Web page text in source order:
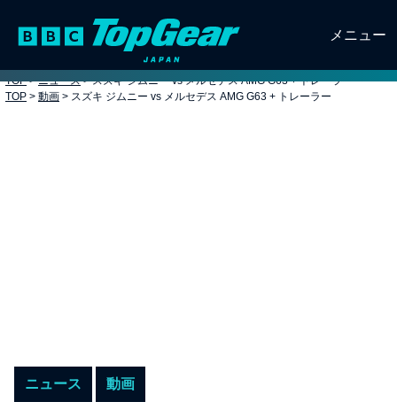
メニュー
TOP > ニュース > スズキ ジムニー vs メルセデス AMG G63 + トレーラー
TOP > 動画 > スズキ ジムニー vs メルセデス AMG G63 + トレーラー
ニュース 動画